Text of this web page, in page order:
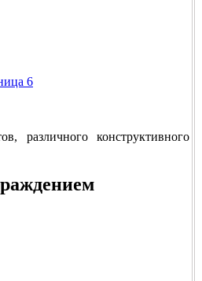
6
различного конструктивного